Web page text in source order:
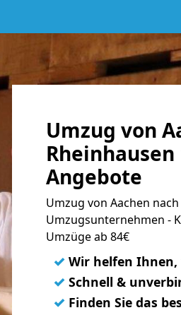
Umzug von
Angebote
Umzug von Aachen
Umzugsunternehmen -
Umzüge ab 84€
✓ Wir helfen
✓ Schnell &
✓ Finden Sie das